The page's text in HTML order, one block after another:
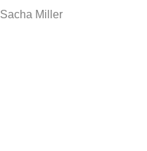
Sacha Miller